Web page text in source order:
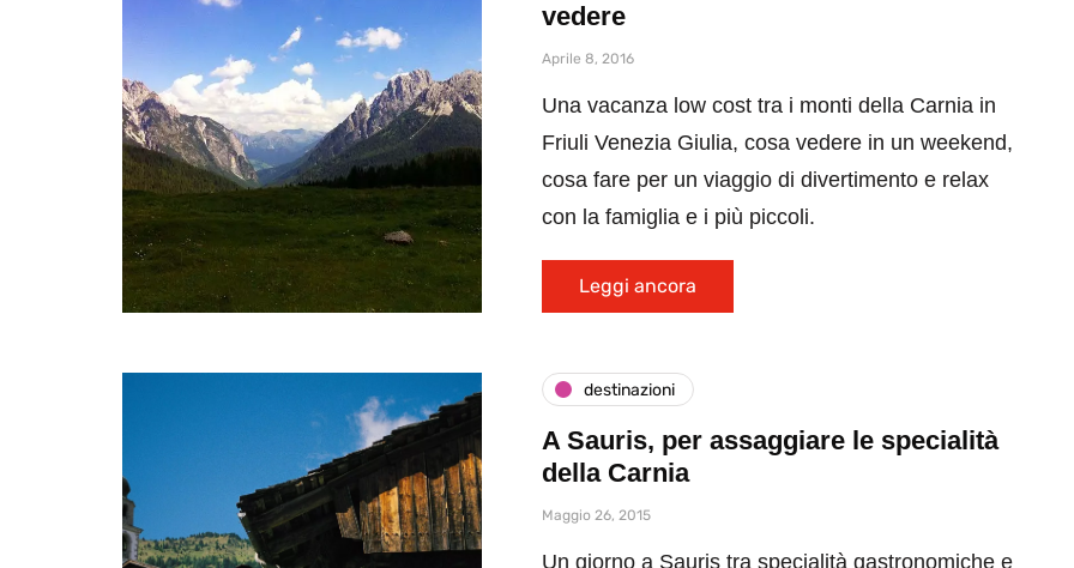
vedere
Aprile 8, 2016
Una vacanza low cost tra i monti della Carnia in
Friuli Venezia Giulia, cosa vedere in un weekend,
cosa fare per un viaggio di divertimento e relax
con la famiglia e i più piccoli.
Leggi ancora
destinazioni
A Sauris, per assaggiare le specialità
della Carnia
Maggio 26, 2015
Un giorno a Sauris tra specialità gastronomiche e